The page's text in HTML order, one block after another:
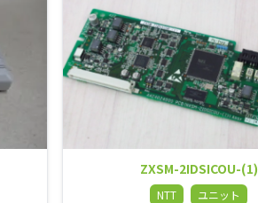
ZXSM-2IDSICOU-(1)
NTT
ユニット